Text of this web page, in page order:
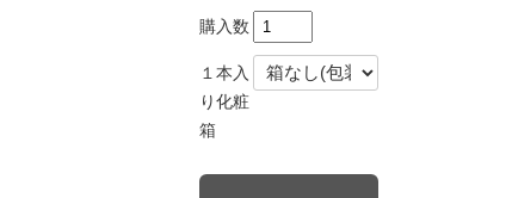
購入数
１本入
り化粧
箱